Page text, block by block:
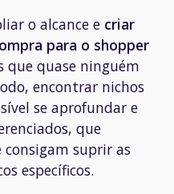
o alcance e criar
para o shopper
que quase ninguém
encontrar nichos
se aprofundar e
que
consigam suprir as
específicos.